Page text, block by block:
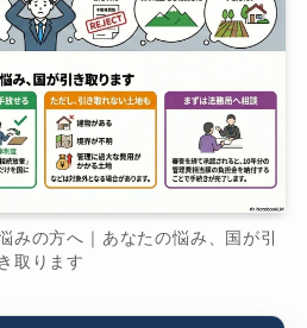
みの方へ｜あなたの悩み、国が引
き取ります